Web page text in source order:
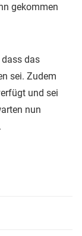
gekommen
dass das
sei. Zudem
und sei
nun